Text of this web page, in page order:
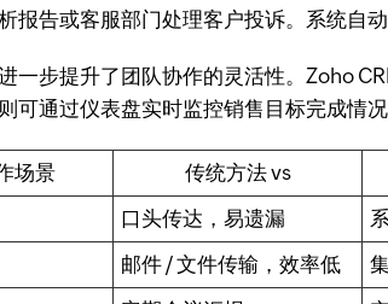
报告或客服部门处理客户投诉。系统自
一步提升了团队协作的灵活性。Zoho
可通过仪表盘实时监控销售目标完成情况
场景 传统方法 vs
口头传达，易遗漏
邮件 / 文件传输，效率低